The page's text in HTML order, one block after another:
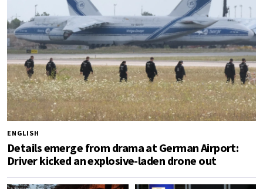
ENGLISH
Details emerge from drama at German Airport:
Driver kicked an explosive-laden drone out